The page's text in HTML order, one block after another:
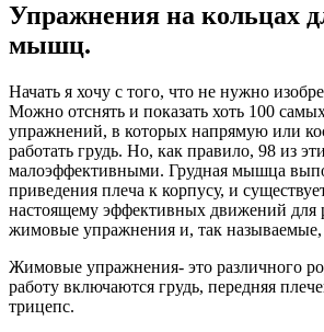
Упражнения на кольцах
мышц.
Начать я хочу с того, что не нужно
Можно отснять и показать хоть 100
упражнений, в которых напрямую или
работать грудь. Но, как правило, 98 из
малоэффективными. Грудная мышца
приведения плеча к корпусу, и
настоящему эффективных движений для
жимовые упражнения и, так называемые,
Жимовые упражнения- это различного
работу включаются грудь, передняя
трицепс.